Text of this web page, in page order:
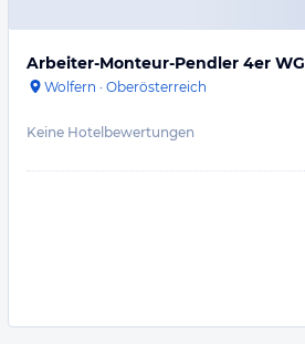
Arbeiter-Monteur-Pendler 4er WG
Wolfern · Oberösterreich
Keine Hotelbewertungen